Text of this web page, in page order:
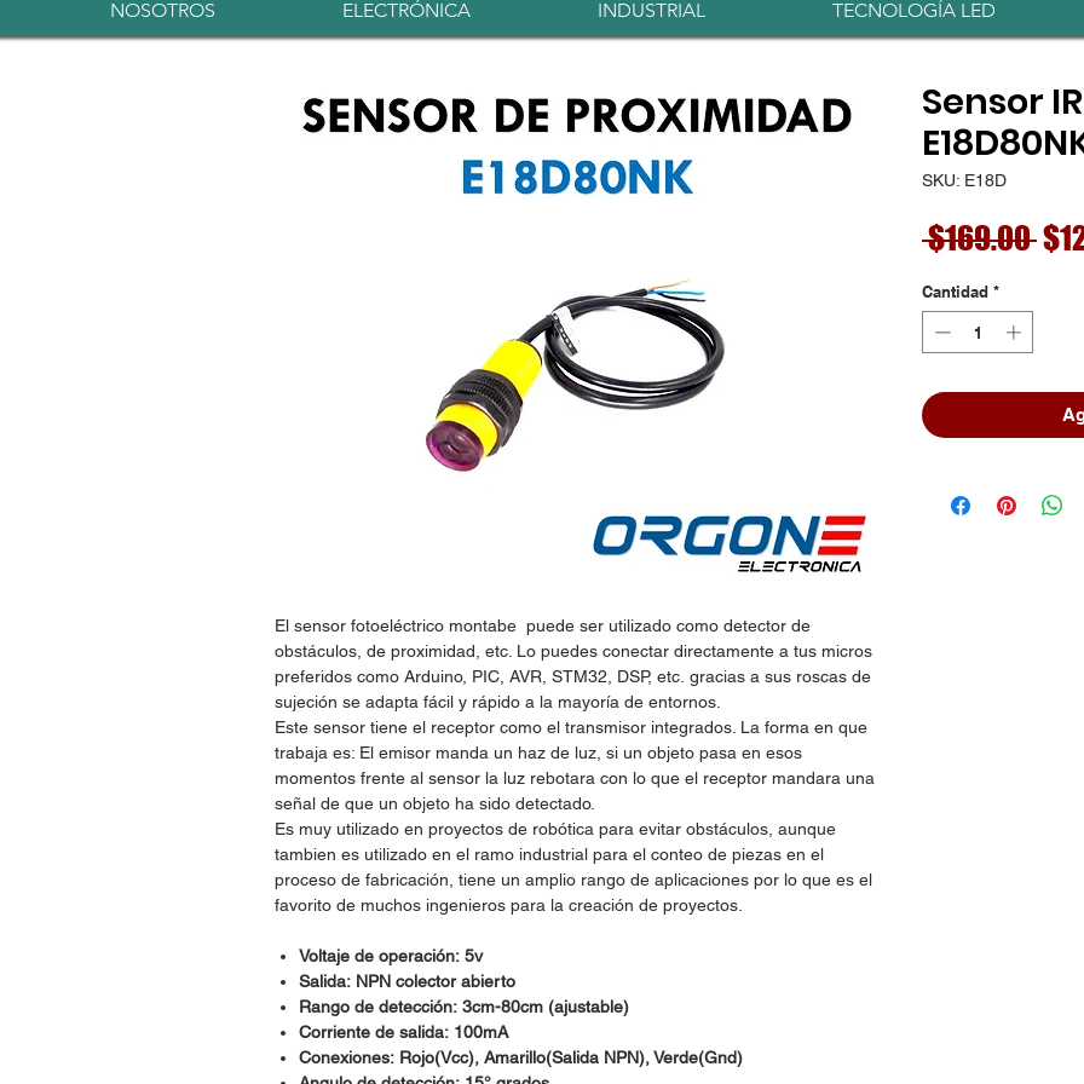
NOSOTROS ELECTRÓNICA INDUSTRIAL TECNOLOGÍA LED
El sensor fotoeléctrico montabe puede ser utilizado como detector de
obstáculos, de proximidad, etc. Lo puedes conectar directamente a tus micros
preferidos como Arduino, PIC, AVR, STM32, DSP, etc. gracias a sus roscas de
sujeción se adapta fácil y rápido a la mayoría de entornos.
Este sensor tiene el receptor como el transmisor integrados. La forma en que
trabaja es: El emisor manda un haz de luz, si un objeto pasa en esos
momentos frente al sensor la luz rebotara con lo que el receptor mandara una
señal de que un objeto ha sido detectado.
Es muy utilizado en proyectos de robótica para evitar obstáculos, aunque
tambien es utilizado en el ramo industrial para el conteo de piezas en el
proceso de fabricación, tiene un amplio rango de aplicaciones por lo que es el
favorito de muchos ingenieros para la creación de proyectos.
Voltaje de operación: 5v
Salida: NPN colector abierto
Rango de detección: 3cm-80cm (ajustable)
Corriente de salida: 100mA
Conexiones: Rojo(Vcc), Amarillo(Salida NPN), Verde(Gnd)
Sensor
SKU: E18D
$169.00
Cantidad *